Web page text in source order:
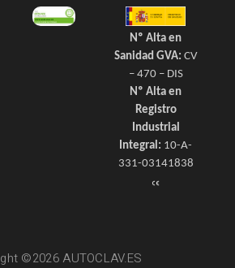
Nº Alta en
Sanidad GVA: CV
– 470 – DIS
Nº Alta en
Registro
Industrial
Integral: 10-A-
331-03141838
©2026 AUTOCLAV.ES